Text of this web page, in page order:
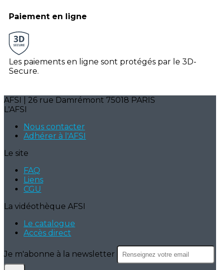
Paiement en ligne
Les paiements en ligne sont protégés par le 3D-
Secure.
AFSI | 26 rue Damrémont 75018 PARIS
L'AFSI
Nous contacter
Adhérer à l'AFSI
Le site
FAQ
Liens
CGU
La vidéothèque AFSI
Le catalogue
Accès direct
Je m'abonne à la newsletter